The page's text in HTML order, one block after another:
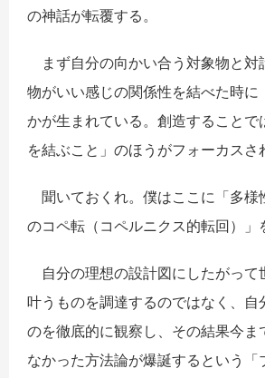
の神話が転覆する。
まず自分の向かい合う対象物と対
物がいい感じの関係性を結べた時に
かが生まれている。創造することで
を結ぶこと」のほうがフォーカスさ
聞いておくれ。僕はここに「多様
のコペ転（コペルニクス的転回）」
自分の理想の設計図にしたがって
叶うものを調達するのではなく、自
のを徹底的に観察し、その結果今ま
なかった方法論が爆誕するという「